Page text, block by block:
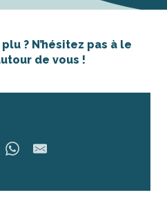
? N’hésitez pas à le
de vous !